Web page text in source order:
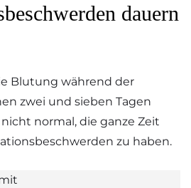
dauern
Blutung während der
zwei und sieben Tagen
normal, die ganze Zeit
zu haben.